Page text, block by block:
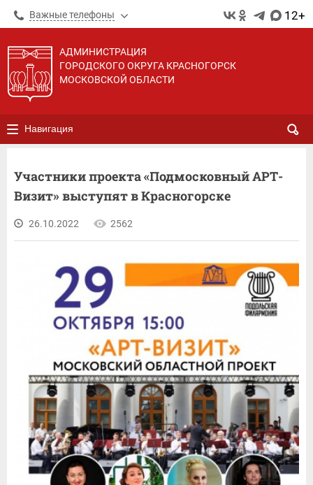
Важные телефоны 12+
АДМИНИСТРАЦИЯ
ГОРОДСКОГО ОКРУГА КРАСНОГОРСК
МОСКОВСКОЙ ОБЛАСТИ
Навигация
Участники проекта «Подмосковный АРТ-
Визит» выступят в Красногорске
26.10.2022 2562